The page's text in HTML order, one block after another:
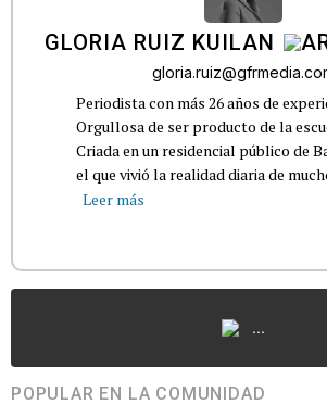
GLORIA RUIZ KUILAN
Periodista con más 26 años de
Orgullosa de ser producto de la
Criada en un residencial público de
el que vivió la realidad diaria de
Leer más
...
POPULAR EN LA COMUNIDAD